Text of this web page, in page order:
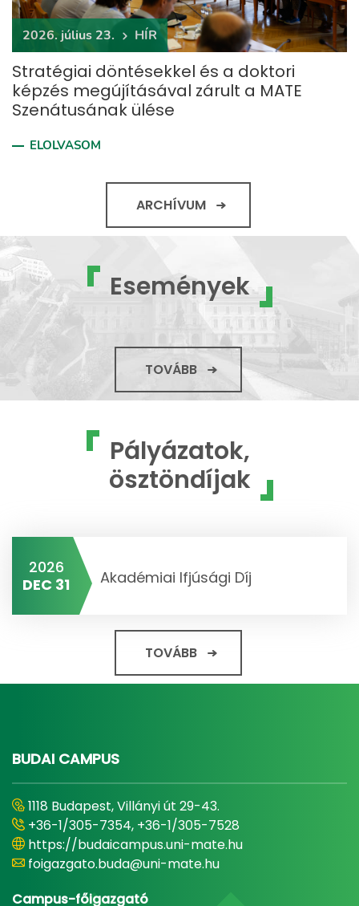
2026. július 23. HÍR
Stratégiai döntésekkel és a doktori
képzés megújításával zárult a MATE
Szenátusának ülése
ELOLVASOM
ARCHÍVUM
Események
TOVÁBB
Pályázatok,
ösztöndíjak
2026
DEC 31
Akadémiai Ifjúsági Díj
TOVÁBB
BUDAI CAMPUS
1118 Budapest, Villányi út 29-43.
+36-1/305-7354, +36-1/305-7528
https://budaicampus.uni-mate.hu
foigazgato.buda@uni-mate.hu
Campus-főigazgató